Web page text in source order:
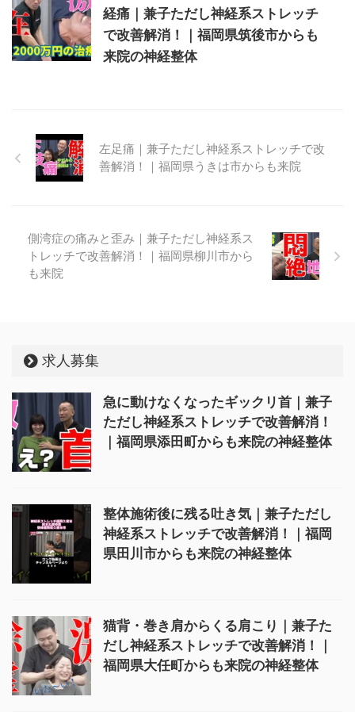
経痛｜兼子ただし神経系ストレッチ
で改善解消！｜福岡県筑後市からも
来院の神経整体
左足痛｜兼子ただし神経系ストレッチで改
善解消！｜福岡県うきは市からも来院
側湾症の痛みと歪み｜兼子ただし神経系ス
トレッチで改善解消！｜福岡県柳川市から
も来院
求人募集
急に動けなくなったギックリ首｜兼子
ただし神経系ストレッチで改善解消！
｜福岡県添田町からも来院の神経整体
整体施術後に残る吐き気｜兼子ただし
神経系ストレッチで改善解消！｜福岡
県田川市からも来院の神経整体
猫背・巻き肩からくる肩こり｜兼子た
だし神経系ストレッチで改善解消！｜
福岡県大任町からも来院の神経整体